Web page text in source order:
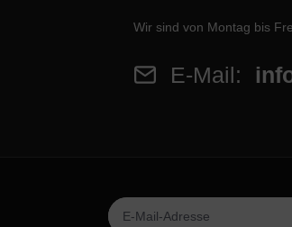
Wir sind von Montag bis
E-Mail: